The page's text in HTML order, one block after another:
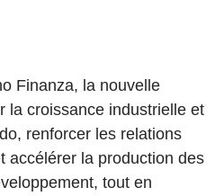
Finanza, la nouvelle
la croissance industrielle et
renforcer les relations
accélérer la production des
tout en